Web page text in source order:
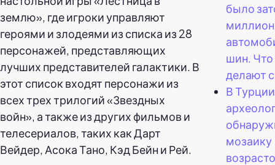
землю», где игроки управляют
героями и злодеями из списка из 28
персонажей, представляющих
лучших представителей галактики. В
этот список входят персонажи из
всех трех трилогий «Звездных
войн», а также из других фильмов и
телесериалов, таких как Дарт
Вейдер, Асока Тано, Кэд Бейн и Рей.
было
шин. Что
делают
В Турции
мозаику